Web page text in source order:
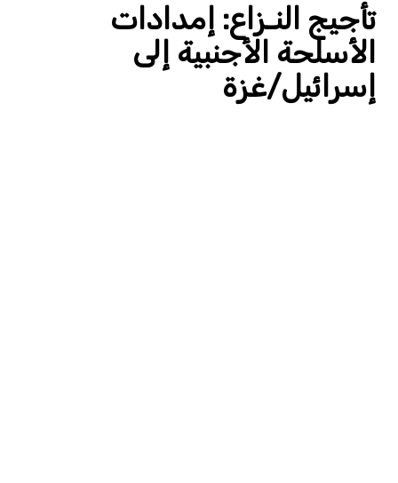
تأجيج النـزاع: إمدادات
الأسلحة الأجنبية إلى
إسرائيل/غزة